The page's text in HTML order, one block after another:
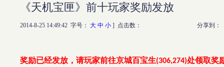
《天机宝匣》前十玩家奖励发放
2014-8-25 14:49:42 字号： 大 中 小 ] 点击数： 分享到：
奖励已经发放，请玩家前往京城百宝生(306,274)处领取奖